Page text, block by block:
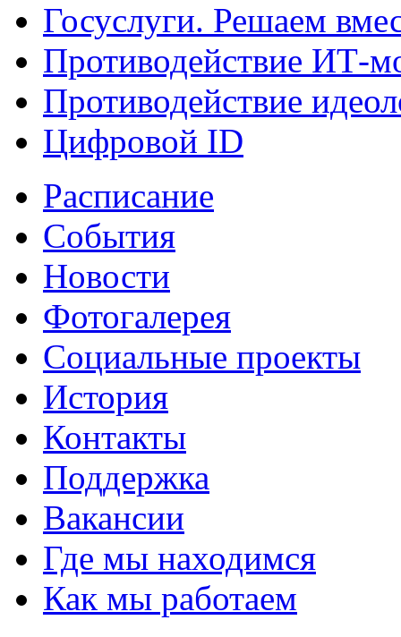
Госуслуги. Решаем
Противодействие ИТ-
Противодействие
Цифровой ID
Расписание
События
Новости
Фотогалерея
Социальные проекты
История
Контакты
Поддержка
Вакансии
Где мы находимся
Как мы работаем